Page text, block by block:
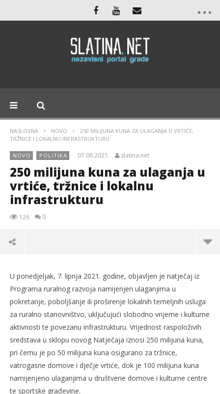
NASLOVNA NOVO
250 MILIJUNA KUNA ZA ULAGANJA U VRTIĆE,
TRŽNICE I LOKALNU INFRASTRUKTURU
NOVO POLITIKA 07.06.2021. slatina.net
250 milijuna kuna za ulaganja u
vrtiće, tržnice i lokalnu
infrastrukturu
126 0
TRENUTNO OTVORENO
U ponedjeljak, 7. lipnja 2021. godine, objavljen je natječaj iz
Programa ruralnog razvoja namijenjen ulaganjima u
pokretanje, poboljšanje ili proširenje lokalnih temeljnih usluga
za ruralno stanovništvo, uključujući slobodno vrijeme i kulturne
aktivnosti te povezanu infrastrukturu. Vrijednost raspoloživih
sredstava u sklopu novog Natječaja iznosi 250 milijuna kuna,
pri čemu je po 50 milijuna kuna osigurano za tržnice,
vatrogasne domove i dječje vrtiće, dok je 100 milijuna kuna
namijenjeno ulaganjima u društvene domove i kulturne centre
te sportske građevine.